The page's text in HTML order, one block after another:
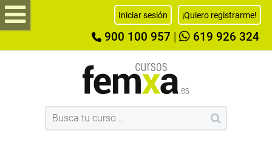
Iniciar sesión ¡Quiero registrarme!
900 100 957 619 926 324